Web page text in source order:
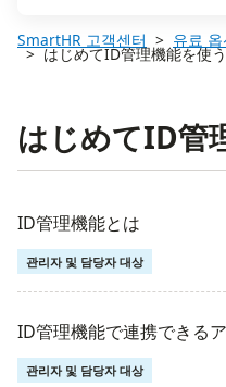
SmartHR 고객센터 유료 옵
はじめてID管理機能を使う
はじめてID管
ID管理機能とは
관리자 및 담당자 대상
ID管理機能で連携できる
관리자 및 담당자 대상